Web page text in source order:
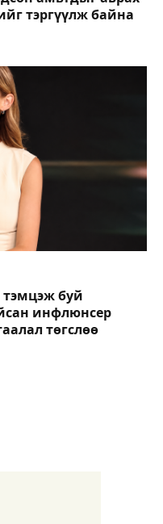
тэргүүлж байна
тэмцэж буй
инфлюнсер
төгслөө